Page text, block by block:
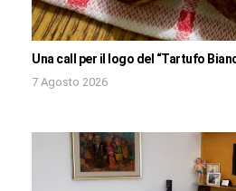
Una call per il logo del “Tartufo
7 Agosto 2026